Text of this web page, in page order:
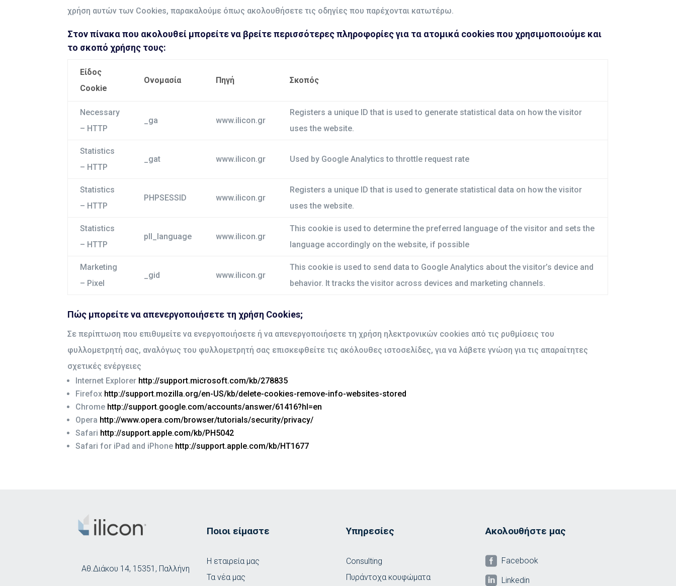
χρήση αυτών των Cookies, παρακαλούμε όπως ακολουθήσετε τις οδηγίες που παρέχονται κατωτέρω.
Στον πίνακα που ακολουθεί μπορείτε να βρείτε περισσότερες πληροφορίες για τα ατομικά cookies που χρησιμοποιούμε και
το σκοπό χρήσης τους:
Eίδος
Cookie
Ονομασία Πηγή Σκοπός
Necessary
– HTTP
_ga www.ilicon.gr
Registers a unique ID that is used to generate statistical data on how the visitor
uses the website.
Statistics
– HTTP
_gat www.ilicon.gr Used by Google Analytics to throttle request rate
Statistics
– HTTP
PHPSESSID www.ilicon.gr
Registers a unique ID that is used to generate statistical data on how the visitor
uses the website.
Statistics
– HTTP
pll_language www.ilicon.gr
This cookie is used to determine the preferred language of the visitor and sets the
language accordingly on the website, if possible
Marketing
– Pixel
_gid www.ilicon.gr
This cookie is used to send data to Google Analytics about the visitor’s device and
behavior. It tracks the visitor across devices and marketing channels.
Πώς μπορείτε να απενεργοποιήσετε τη χρήση Cookies;
Σε περίπτωση που επιθυμείτε να ενεργοποιήσετε ή να απενεργοποιήσετε τη χρήση ηλεκτρονικών cookies από τις ρυθμίσεις του
φυλλομετρητή σας, αναλόγως του φυλλομετρητή σας επισκεφθείτε τις ακόλουθες ιστοσελίδες, για να λάβετε γνώση για τις απαραίτητες
σχετικές ενέργειες
Internet Explorer http://support.microsoft.com/kb/278835
Firefox http://support.mozilla.org/en-US/kb/delete-cookies-remove-info-websites-stored
Chrome http://support.google.com/accounts/answer/61416?hl=en
Opera http://www.opera.com/browser/tutorials/security/privacy/
Safari http://support.apple.com/kb/PH5042
Safari for iPad and iPhone http://support.apple.com/kb/HT1677
Αθ.Διάκου 14, 15351, Παλλήνη
Ποιοι είμαστε
Η εταιρεία μας
Τα νέα μας
Υπηρεσίες
Consulting
Πυράντοχα κουφώματα
Ακολουθήστε μας
 Facebook
 Linkedin